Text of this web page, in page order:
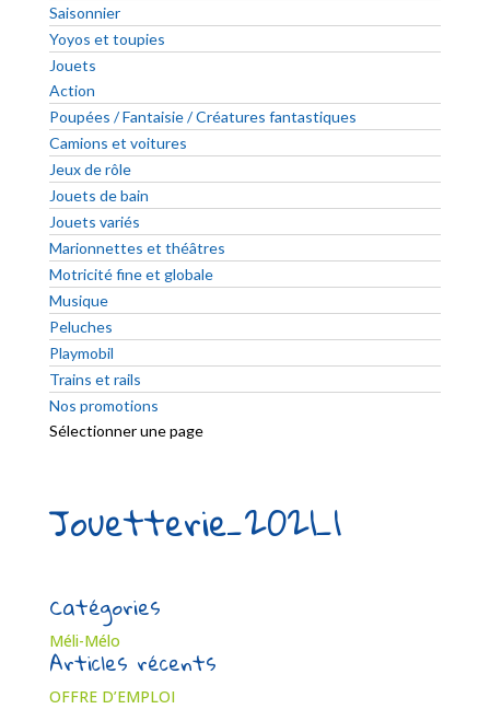
Saisonnier
Yoyos et toupies
Jouets
Action
Poupées / Fantaisie / Créatures fantastiques
Camions et voitures
Jeux de rôle
Jouets de bain
Jouets variés
Marionnettes et théâtres
Motricité fine et globale
Musique
Peluches
Playmobil
Trains et rails
Nos promotions
Sélectionner une page
Jouetterie_2021_1
Catégories
Méli-Mélo
Articles récents
OFFRE D’EMPLOI